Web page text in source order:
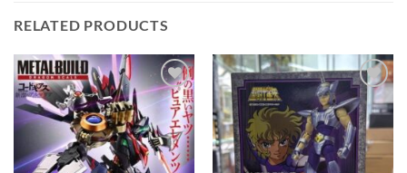
RELATED PRODUCTS